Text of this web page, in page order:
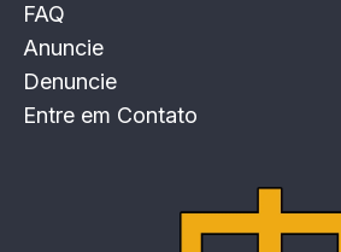
FAQ
Anuncie
Denuncie
Entre em Contato